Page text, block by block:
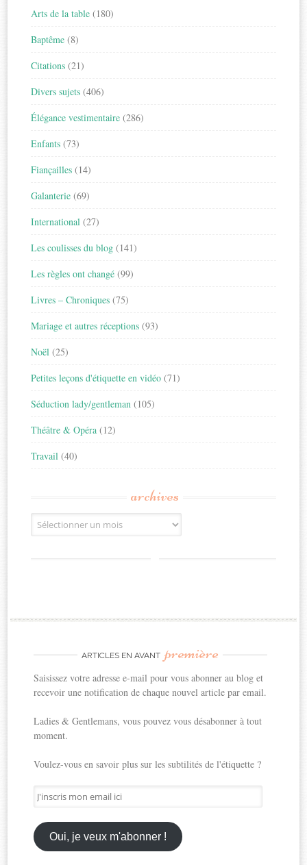
Arts de la table (180)
Baptême (8)
Citations (21)
Divers sujets (406)
Élégance vestimentaire (286)
Enfants (73)
Fiançailles (14)
Galanterie (69)
International (27)
Les coulisses du blog (141)
Les règles ont changé (99)
Livres – Chroniques (75)
Mariage et autres réceptions (93)
Noël (25)
Petites leçons d'étiquette en vidéo (71)
Séduction lady/gentleman (105)
Théâtre & Opéra (12)
Travail (40)
archives
Archives
ARTICLES EN AVANT première
Saisissez votre adresse e-mail pour vous abonner au blog et
recevoir une notification de chaque nouvel article par email.
Ladies & Gentlemans, vous pouvez vous désabonner à tout
moment.
Voulez-vous en savoir plus sur les subtilités de l'étiquette ?
J'inscris
mon
email
ici
Oui, je veux m'abonner !